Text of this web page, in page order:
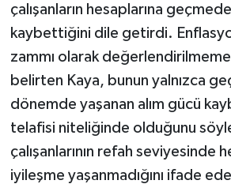
çalışanların hesaplarına
kaybettiğini dile getirdi.
zammı olarak
belirten Kaya, bunun yalnızca
dönemde yaşanan alım gücü
telafisi niteliğinde olduğunu
çalışanlarının refah seviyesinde
iyileşme yaşanmadığını ifade